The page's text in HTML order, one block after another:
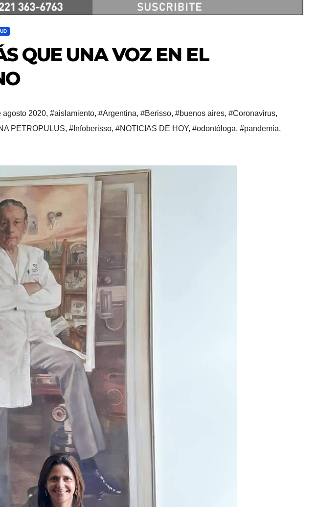
QUE UNA VOZ EN EL
agosto 2020, #aislamiento, #Argentina, #Berisso, #buenos aires, #Coronavirus,
PETROPULUS, #Infoberisso, #NOTICIAS DE HOY, #odontóloga, #pandemia,